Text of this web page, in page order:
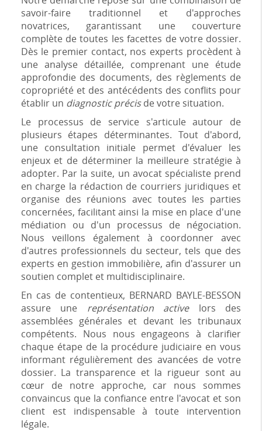
savoir-faire traditionnel et d'approches
novatrices, garantissant une couverture
complète de toutes les facettes de votre dossier.
Dès le premier contact, nos experts procèdent à
une analyse détaillée, comprenant une étude
approfondie des documents, des règlements de
copropriété et des antécédents des conflits pour
établir un diagnostic précisde votre situation.
Le processus de service s'articule autour de
plusieurs étapes déterminantes. Tout d'abord,
une consultation initiale permet d'évaluer les
enjeux et de déterminer la meilleure stratégie à
adopter. Par la suite, un avocat spécialiste prend
en charge la rédaction de courriers juridiques et
organise des réunions avec toutes les parties
concernées, facilitant ainsi la mise en place d'une
médiation ou d'un processus de négociation.
Nous veillons également à coordonner avec
d'autres professionnels du secteur, tels que des
experts en gestion immobilière, afin d'assurer un
soutien complet et multidisciplinaire.
En cas de contentieux, BERNARD BAYLE-BESSON
assure une représentation activelors des
assemblées générales et devant les tribunaux
compétents. Nous nous engageons à clarifier
chaque étape de la procédure judiciaire en vous
informant régulièrement des avancées de votre
dossier. La transparence et la rigueur sont au
cœur de notre approche, car nous sommes
convaincus que la confiance entre l'avocat et son
client est indispensable à toute intervention
légale.